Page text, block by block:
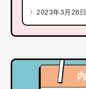
2023年3月28日